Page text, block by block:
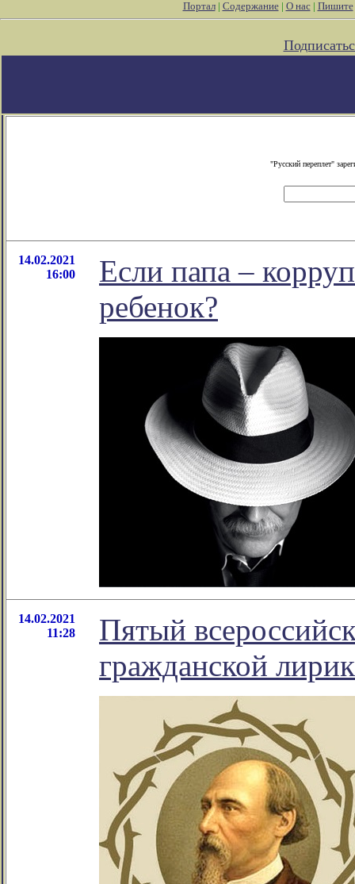
Портал| Содержание| О нас| Пишите
"Русский переплет"
14.02.2021
16:00
Если папа –
ребенок?
14.02.2021
11:28
Пятый
гражданской